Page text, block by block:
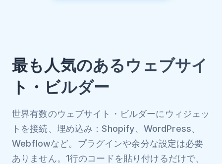
最も人気のあるウェブサイ
ト・ビルダー
世界有数のウェブサイト・ビルダーにウィジェッ
トを接続、埋め込み：Shopify、WordPress、
Webflowなど。プラグインや余分な設定は必要
ありません。1行のコードを貼り付けるだけで、